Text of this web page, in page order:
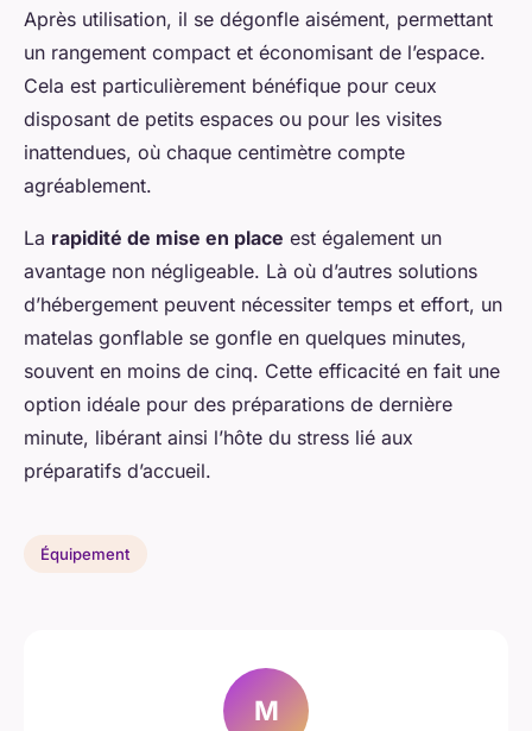
Après utilisation, il se dégonfle aisément, permettant
un rangement compact et économisant de l’espace.
Cela est particulièrement bénéfique pour ceux
disposant de petits espaces ou pour les visites
inattendues, où chaque centimètre compte
agréablement.
La rapidité de mise en place est également un
avantage non négligeable. Là où d’autres solutions
d’hébergement peuvent nécessiter temps et effort, un
matelas gonflable se gonfle en quelques minutes,
souvent en moins de cinq. Cette efficacité en fait une
option idéale pour des préparations de dernière
minute, libérant ainsi l’hôte du stress lié aux
préparatifs d’accueil.
Équipement
M